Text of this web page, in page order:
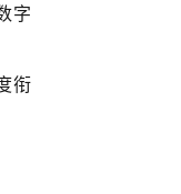
字
衔